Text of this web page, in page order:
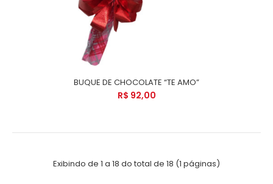
BUQUE DE CHOCOLATE “TE AMO”
R$ 92,00
Exibindo de 1 a 18 do total de 18 (1 páginas)